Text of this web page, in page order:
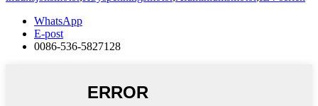
WhatsApp
E-post
0086-536-5827128